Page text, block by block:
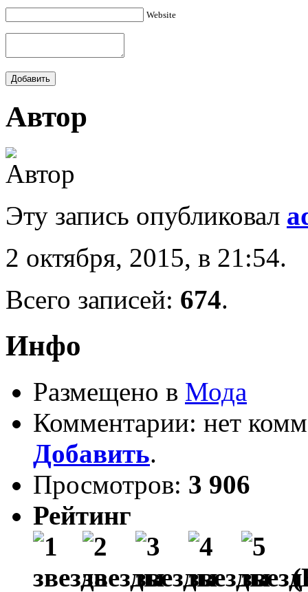
Website
Автор
Эту запись опубликовал
2 октября, 2015, в 21:54.
Всего записей: 674.
Инфо
Размещено в Мода
Комментарии: нет
Добавить.
Просмотров: 3 906
Рейтинг